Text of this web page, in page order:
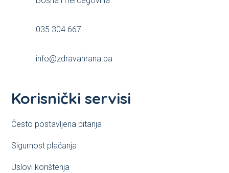
035 304 667
info@zdravahrana.ba
Korisnički servisi
Često postavljena pitanja
Sigurnost plaćanja
Uslovi korištenja